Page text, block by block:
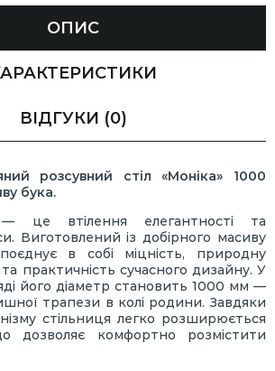
ОПИС
ВІДГУКИ (0)
розсувний стіл «Моніка» 1000
бука.
це втілення елегантності та
Виготовлений із добірного масиву
в собі міцність, природну
практичність сучасного дизайну. У
його діаметр становить 1000 мм —
трапези в колі родини. Завдяки
стільниця легко розширюється
комфортно розмістити